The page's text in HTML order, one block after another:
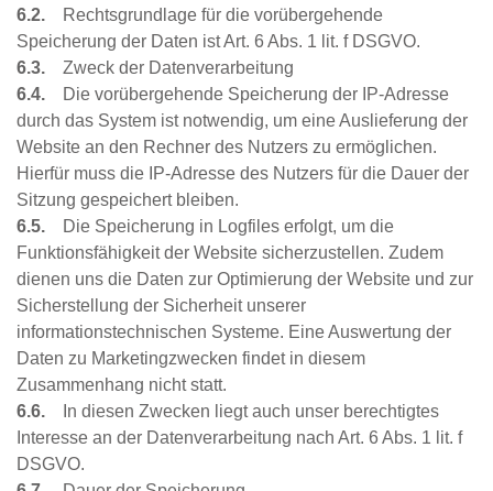
6.2.
Rechtsgrundlage für die vorübergehende
Speicherung der Daten ist Art. 6 Abs. 1 lit. f DSGVO.
6.3. Zweck der Datenverarbeitung
6.4. Die vorübergehende Speicherung der IP-Adresse
durch das System ist notwendig, um eine Auslieferung der
Website an den Rechner des Nutzers zu ermöglichen.
Hierfür muss die IP-Adresse des Nutzers für die Dauer der
Sitzung gespeichert bleiben.
6.5.
Die Speicherung in Logfiles erfolgt, um die
Funktionsfähigkeit der Website sicherzustellen. Zudem
dienen uns die Daten zur Optimierung der Website und zur
Sicherstellung der Sicherheit unserer
informationstechnischen Systeme. Eine Auswertung der
Daten zu Marketingzwecken findet in diesem
Zusammenhang nicht statt.
6.6.
In diesen Zwecken liegt auch unser berechtigtes
Interesse an der Datenverarbeitung nach Art. 6 Abs. 1 lit. f
DSGVO.